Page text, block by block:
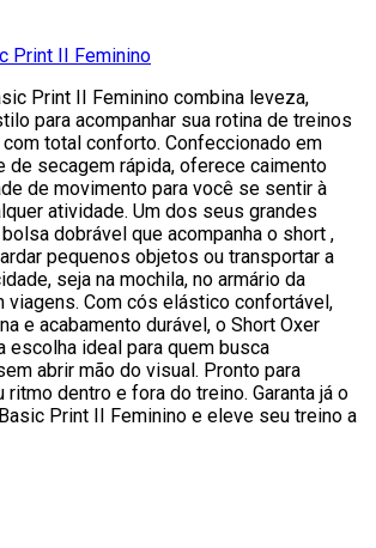
Print II Feminino
Print II Feminino combina leveza,
para acompanhar sua rotina de treinos
total conforto. Confeccionado em
de secagem rápida, oferece caimento
de movimento para você se sentir à
atividade. Um dos seus grandes
dobrável que acompanha o short ,
pequenos objetos ou transportar a
seja na mochila, no armário da
viagens. Com cós elástico confortável,
e acabamento durável, o Short Oxer
escolha ideal para quem busca
abrir mão do visual. Pronto para
ritmo dentro e fora do treino. Garanta já o
Print II Feminino e eleve seu treino a